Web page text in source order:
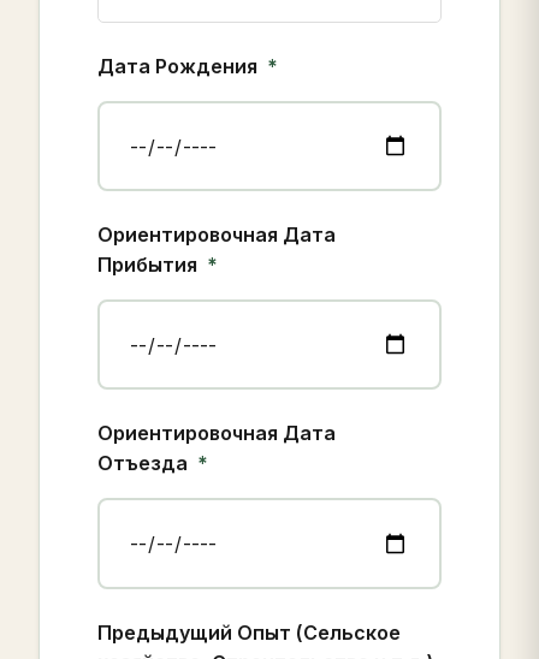
Дата Рождения
Ориентировочная Дата
Прибытия
Ориентировочная Дата
Отъезда
Предыдущий Опыт (Сельское